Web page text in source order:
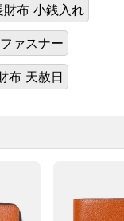
財布 小銭入れ
ァスナー
布 天赦日